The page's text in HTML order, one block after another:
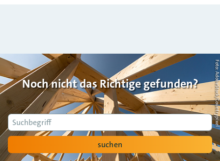
Noch nicht das Richtige gefunden?
Suche
suchen
Foto: AdobeStock/Countrypixel